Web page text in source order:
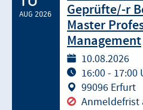
AUG 2026
Geprüfte/-r
Master
Management
10.08.2026
16:00 - 17:00
99096 Erfurt
Anmeldefrist